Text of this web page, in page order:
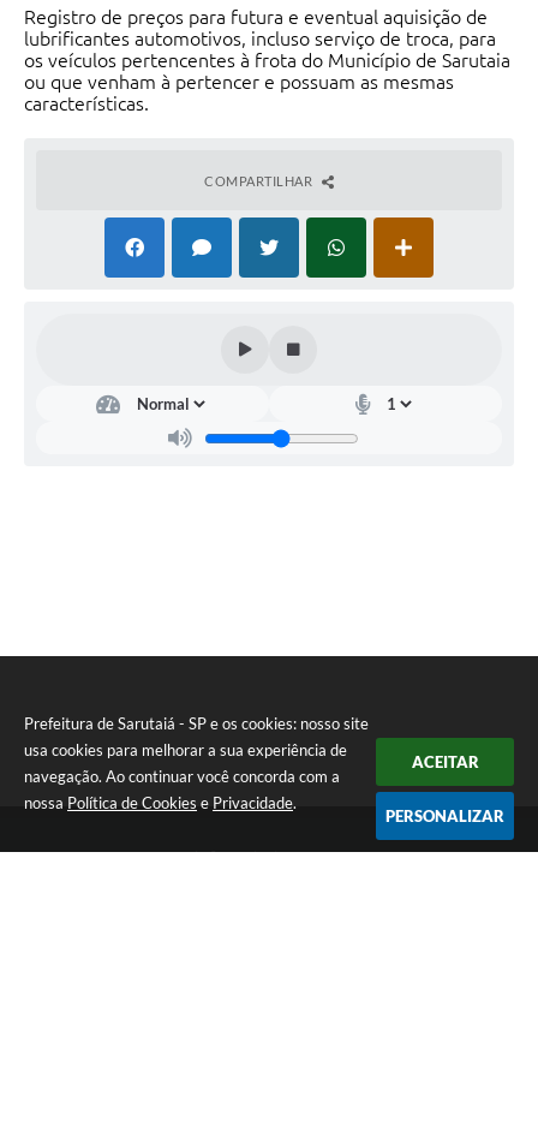
Prefeitura de Sarutaiá - SP e os cookies: nosso site
usa cookies para melhorar a sua experiência de
navegação. Ao continuar você concorda com a
nossa Política de Cookies e Privacidade.
ACEITAR
PERSONALIZAR
Registro de preços para futura e eventual aquisição de
lubrificantes automotivos, incluso serviço de troca, para
os veículos pertencentes à frota do Município de Sarutaia
ou que venham à pertencer e possuam as mesmas
características.
COMPARTILHAR
Telefone: (14) 33871900